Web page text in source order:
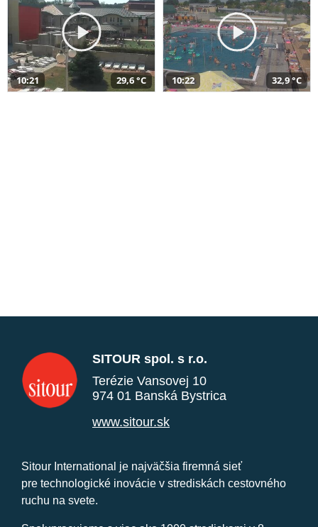
10:21 29,6 °C 10:22 32,9 °C
SITOUR spol. s r.o.
Terézie Vansovej 10
974 01 Banská Bystrica
www.sitour.sk
Sitour International je najväčšia firemná sieť
pre technologické inovácie v strediskách cestovného
ruchu na svete.